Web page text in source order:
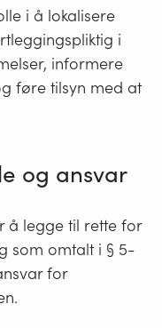
i å lokalisere
i
informere
føre tilsyn med at
og ansvar
å legge til rette for
som omtalt i § 5-
for